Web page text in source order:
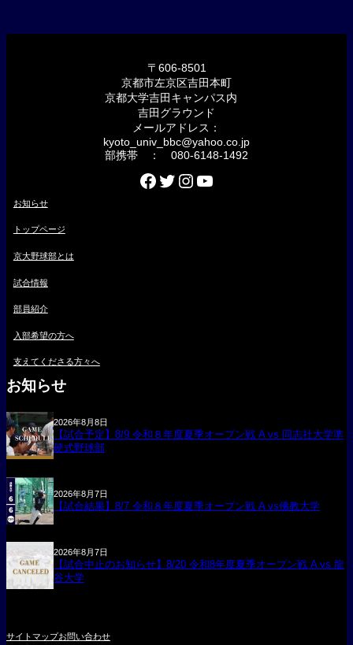
〒606-8501
京都市左京区吉田本町
京都大学吉田キャンパス内
吉田グラウンド
メールアドレス：
kyoto_univ_bbc@yahoo.co.jp
部携帯 ： 080-6148-1492
Facebook Twitter Instagram YouTube
お知らせ
トップページ
京大野球部とは
試合情報
部員紹介
入部希望の方へ
支えてくださる方々へ
お知らせ
2026年8月8日
【試合予定】8/9 令和８年度夏季オープン戦 A vs 同志社大学準
硬式野球部
2026年8月7日
【試合結果】8/7 令和８年度夏季オープン戦 A vs佛教大学
2026年8月7日
【試合中止のお知らせ】8/20 令和8年度夏季オープン戦 A vs 龍
谷大学
サイトマップお問い合わせ